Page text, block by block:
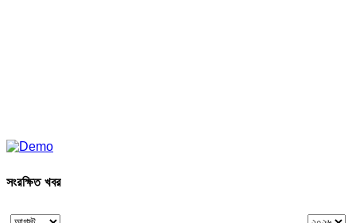
সংরক্ষিত খবর